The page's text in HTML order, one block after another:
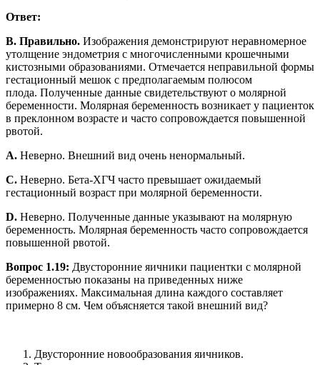
Ответ:
B. Правильно. Изображения демонстрируют неравномерное
утолщение эндометрия с многочисленными крошечными
кистозными образованиями. Отмечается неправильной формы
гестационный мешок с предполагаемым полюсом
плода. Полученные данные свидетельствуют о молярной
беременности. Молярная беременность возникает у пациенток
в преклонном возрасте и часто сопровождается повышенной
рвотой.
A. Неверно. Внешний вид очень ненормальный.
C. Неверно. Бета-ХГЧ часто превышает ожидаемый
гестационный возраст при молярной беременности.
D. Неверно. Полученные данные указывают на молярную
беременность. Молярная беременность часто сопровождается
повышенной рвотой.
Вопрос 1.19: Двусторонние яичники пациентки с молярной
беременностью показаны на приведенных ниже
изображениях. Максимальная длина каждого составляет
примерно 8 см. Чем объясняется такой внешний вид?
Двусторонние новообразования яичников.